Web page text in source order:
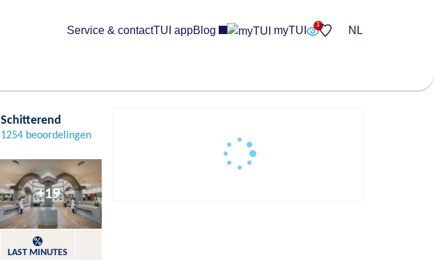
Service & contactTUI appBlog myTUI NL
Bewaren
Schitterend
1254 beoordelingen
+19
LAST MINUTES